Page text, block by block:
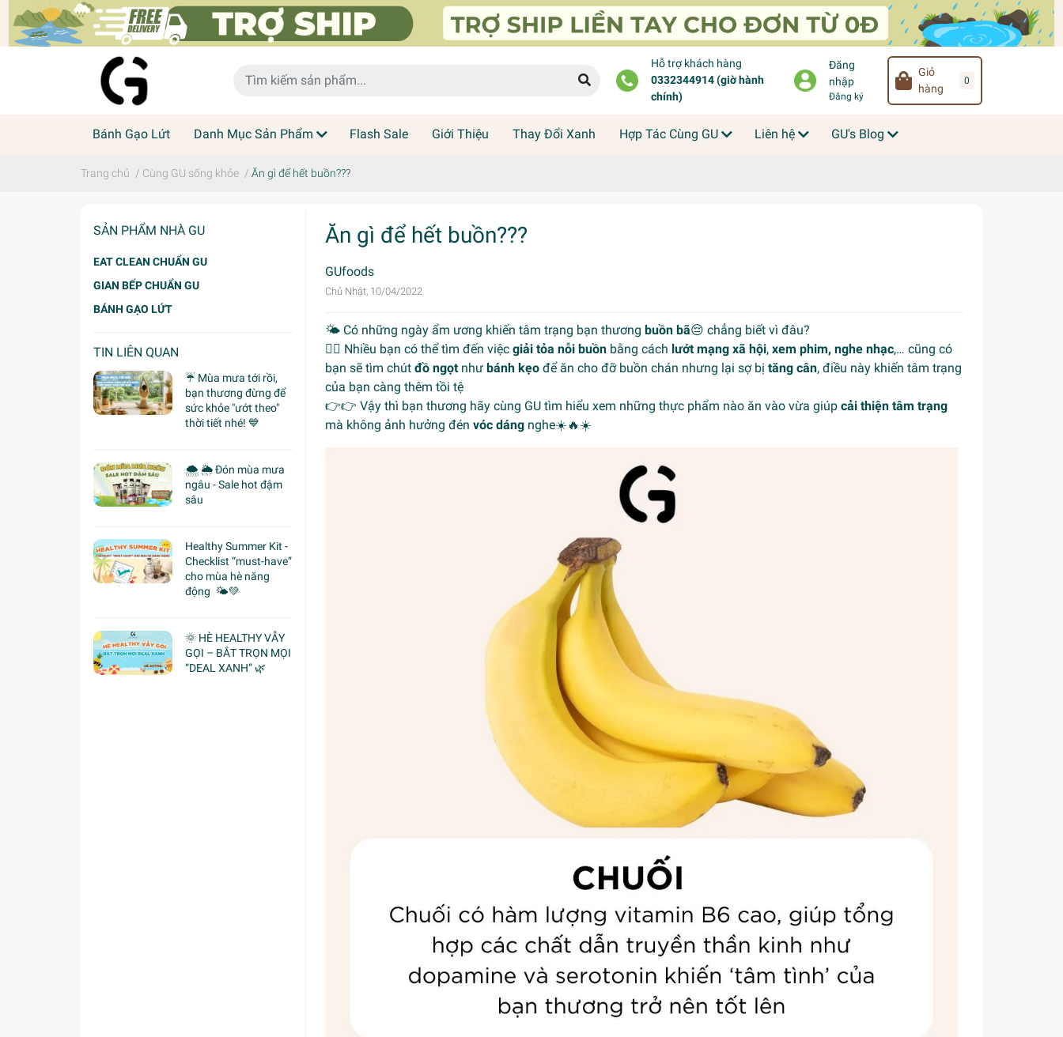
Hỗ trợ khách hàng
0332344914 (giờ hành
chính)
Đăng
nhập
Đăng ký
Giỏ
hàng
0
Bánh Gạo Lứt Danh Mục Sản Phẩm Flash Sale Giới Thiệu Thay Đổi Xanh Hợp Tác Cùng GU Liên hệ GU's Blog
Trang chủ / Cùng GU sống khỏe / Ăn gì để hết buồn???
SẢN PHẨM NHÀ GU
EAT CLEAN CHUẨN GU
GIAN BẾP CHUẨN GU
BÁNH GẠO LỨT
TIN LIÊN QUAN
☔ Mùa mưa tới rồi,
bạn thương đừng để
sức khỏe "ướt theo"
thời tiết nhé! 💙
🌨 🌦 Đón mùa mưa
ngâu - Sale hot đậm
sâu
Healthy Summer Kit -
Checklist “must-have”
cho mùa hè năng
động 🌤️💚
🌞 HÈ HEALTHY VẪY
GỌI – BẮT TRỌN MỌI
“DEAL XANH” 🌿
Ăn gì để hết buồn???
GUfoods
Chủ Nhật, 10/04/2022
🌤 Có những ngày ẩm ương khiến tâm trạng bạn thương buồn bã😔 chẳng biết vì đâu?
💁‍♀️ Nhiều bạn có thể tìm đến việc giải tỏa nỗi buồn bằng cách lướt mạng xã hội, xem phim, nghe nhạc,… cũng có
bạn sẽ tìm chút đồ ngọt như bánh kẹo để ăn cho đỡ buồn chán nhưng lại sợ bị tăng cân, điều này khiến tâm trạng
của bạn càng thêm tồi tệ
👉👉 Vậy thì bạn thương hãy cùng GU tìm hiểu xem những thực phẩm nào ăn vào vừa giúp cải thiện tâm trạng
mà không ảnh hưởng đén vóc dáng nghe☀️🔥☀️